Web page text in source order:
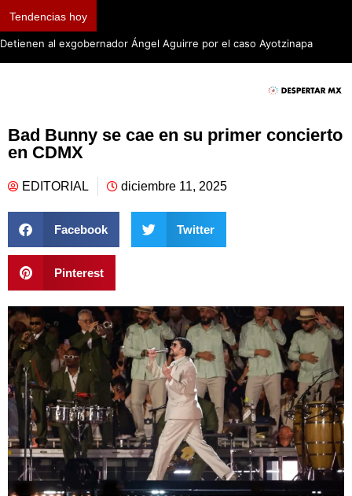
Tendencias hoy
Detienen al exgobernador Ángel Aguirre por el caso Ayotzinapa
Bad Bunny se cae en su primer concierto
en CDMX
EDITORIAL diciembre 11, 2025
Facebook Twitter
Pinterest